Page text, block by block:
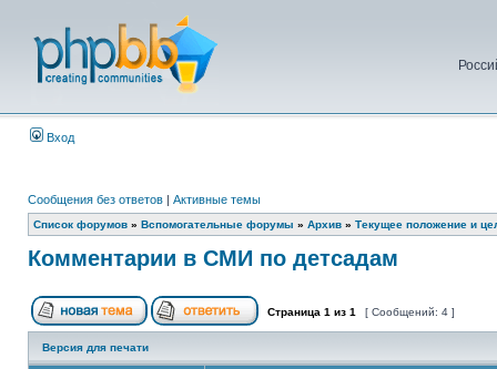
Вход
Сообщения без ответов | Активные темы
Список форумов » Вспомогательные форумы » Архив » Текущее положение и
Комментарии в СМИ по детсадам
Страница 1 из 1 [ Сообщений: 4 ]
Версия для печати